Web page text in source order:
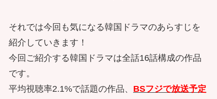
それでは今回も気になる韓国ドラマのあらすじを
紹介していきます！
今回ご紹介する韓国ドラマは全話16話構成の作品
です。
平均視聴率2.1%で話題の作品、 BSフジで放送予定